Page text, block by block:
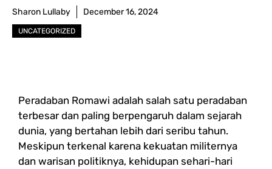
Sharon Lullaby December 16, 2024
UNCATEGORIZED
Peradaban Romawi adalah salah satu peradaban
terbesar dan paling berpengaruh dalam sejarah
dunia, yang bertahan lebih dari seribu tahun.
Meskipun terkenal karena kekuatan militernya
dan warisan politiknya, kehidupan sehari-hari